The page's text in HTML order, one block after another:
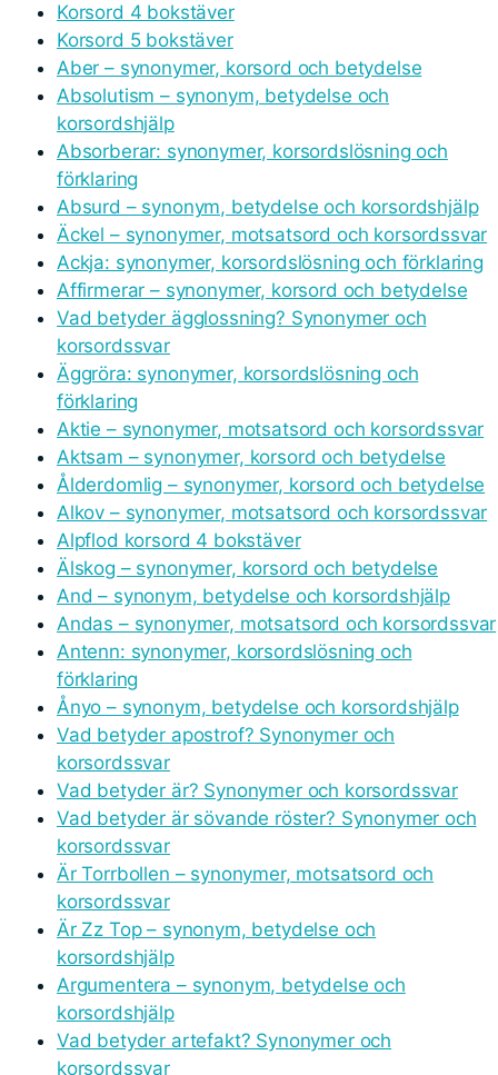
Korsord 4 bokstäver
Korsord 5 bokstäver
Aber – synonymer, korsord och betydelse
Absolutism – synonym, betydelse och
korsordshjälp
Absorberar: synonymer, korsordslösning och
förklaring
Absurd – synonym, betydelse och korsordshjälp
Äckel – synonymer, motsatsord och korsordssvar
Ackja: synonymer, korsordslösning och förklaring
Affirmerar – synonymer, korsord och betydelse
Vad betyder ägglossning? Synonymer och
korsordssvar
Äggröra: synonymer, korsordslösning och
förklaring
Aktie – synonymer, motsatsord och korsordssvar
Aktsam – synonymer, korsord och betydelse
Ålderdomlig – synonymer, korsord och betydelse
Alkov – synonymer, motsatsord och korsordssvar
Alpflod korsord 4 bokstäver
Älskog – synonymer, korsord och betydelse
And – synonym, betydelse och korsordshjälp
Andas – synonymer, motsatsord och korsordssvar
Antenn: synonymer, korsordslösning och
förklaring
Ånyo – synonym, betydelse och korsordshjälp
Vad betyder apostrof? Synonymer och
korsordssvar
Vad betyder är? Synonymer och korsordssvar
Vad betyder är sövande röster? Synonymer och
korsordssvar
Är Torrbollen – synonymer, motsatsord och
korsordssvar
Är Zz Top – synonym, betydelse och
korsordshjälp
Argumentera – synonym, betydelse och
korsordshjälp
Vad betyder artefakt? Synonymer och
korsordssvar